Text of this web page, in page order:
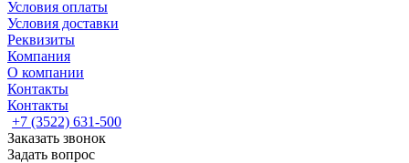
Условия оплаты
Условия доставки
Реквизиты
Компания
О компании
Контакты
Контакты
+7 (3522) 631-500
Заказать звонок
Задать вопрос